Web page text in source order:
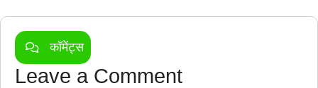
कॉमेंट्स
Leave a Comment